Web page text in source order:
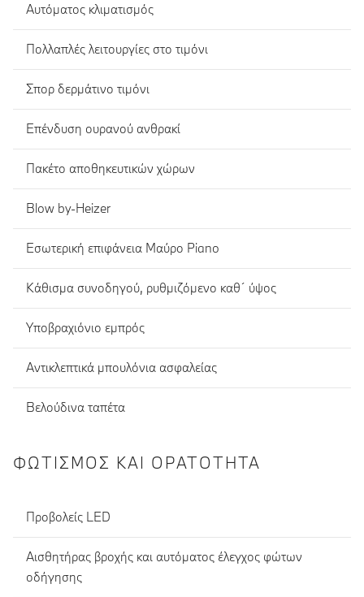
Αυτόματος κλιματισμός
Πολλαπλές λειτουργίες στο τιμόνι
Σπορ δερμάτινο τιμόνι
Eπένδυση ουρανού ανθρακί
Πακέτο αποθηκευτικών χώρων
Blow by-Heizer
Εσωτερική επιφάνεια Μαύρο Piano
Κάθισμα συνοδηγού, ρυθμιζόμενο καθ´ ύψος
Υποβραχιόνιο εμπρός
Αντικλεπτικά μπουλόνια ασφαλείας
Βελούδινα ταπέτα
ΦΩΤΙΣΜΌΣ ΚΑΙ ΟΡΑΤΌΤΗΤΑ
Προβολείς LED
Αισθητήρας βροχής και αυτόματος έλεγχος φώτων
οδήγησης